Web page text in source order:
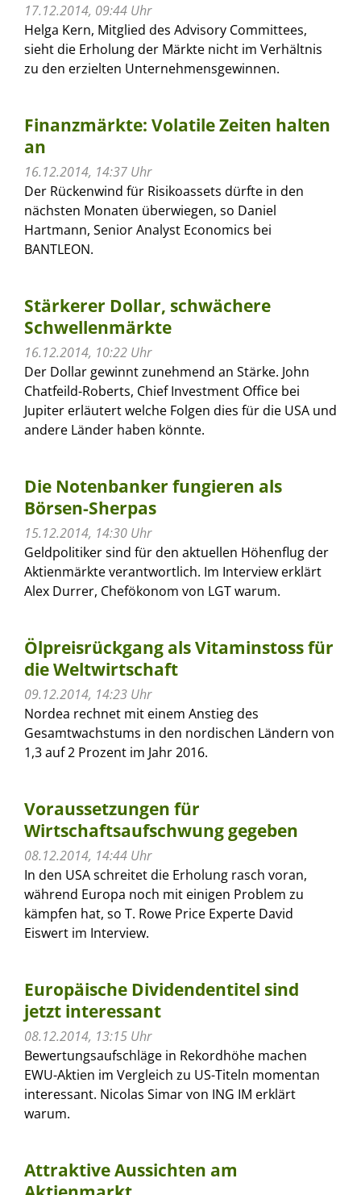
17.12.2014, 09:44 Uhr
Helga Kern, Mitglied des Advisory Committees,
sieht die Erholung der Märkte nicht im Verhältnis
zu den erzielten Unternehmensgewinnen.
Finanzmärkte: Volatile Zeiten halten
an
16.12.2014, 14:37 Uhr
Der Rückenwind für Risikoassets dürfte in den
nächsten Monaten überwiegen, so Daniel
Hartmann, Senior Analyst Economics bei
BANTLEON.
Stärkerer Dollar, schwächere
Schwellenmärkte
16.12.2014, 10:22 Uhr
Der Dollar gewinnt zunehmend an Stärke. John
Chatfeild-Roberts, Chief Investment Office bei
Jupiter erläutert welche Folgen dies für die USA und
andere Länder haben könnte.
Die Notenbanker fungieren als
Börsen-Sherpas
15.12.2014, 14:30 Uhr
Geldpolitiker sind für den aktuellen Höhenflug der
Aktienmärkte verantwortlich. Im Interview erklärt
Alex Durrer, Chefökonom von LGT warum.
Ölpreisrückgang als Vitaminstoss für
die Weltwirtschaft
09.12.2014, 14:23 Uhr
Nordea rechnet mit einem Anstieg des
Gesamtwachstums in den nordischen Ländern von
1,3 auf 2 Prozent im Jahr 2016.
Voraussetzungen für
Wirtschaftsaufschwung gegeben
08.12.2014, 14:44 Uhr
In den USA schreitet die Erholung rasch voran,
während Europa noch mit einigen Problem zu
kämpfen hat, so T. Rowe Price Experte David
Eiswert im Interview.
Europäische Dividendentitel sind
jetzt interessant
08.12.2014, 13:15 Uhr
Bewertungsaufschläge in Rekordhöhe machen
EWU-Aktien im Vergleich zu US-Titeln momentan
interessant. Nicolas Simar von ING IM erklärt
warum.
Attraktive Aussichten am